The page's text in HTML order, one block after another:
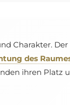
Charakter. Der
des
ihren Platz